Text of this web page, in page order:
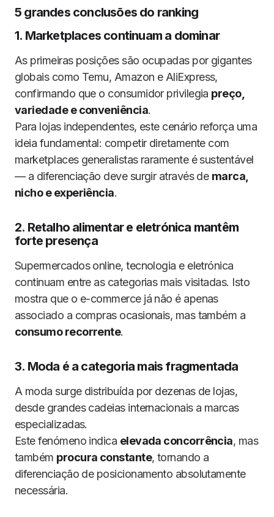
5 grandes conclusões do ranking
1. Marketplaces continuam a dominar
As primeiras posições são ocupadas por gigantes
globais como Temu, Amazon e AliExpress,
confirmando que o consumidor privilegia preço,
variedade e conveniência.
Para lojas independentes, este cenário reforça uma
ideia fundamental: competir diretamente com
marketplaces generalistas raramente é sustentável
— a diferenciação deve surgir através de marca,
nicho e experiência.
2. Retalho alimentar e eletrónica mantêm
forte presença
Supermercados online, tecnologia e eletrónica
continuam entre as categorias mais visitadas. Isto
mostra que o e-commerce já não é apenas
associado a compras ocasionais, mas também a
consumo recorrente.
3. Moda é a categoria mais fragmentada
A moda surge distribuída por dezenas de lojas,
desde grandes cadeias internacionais a marcas
especializadas.
Este fenómeno indica elevada concorrência, mas
também procura constante, tornando a
diferenciação de posicionamento absolutamente
necessária.